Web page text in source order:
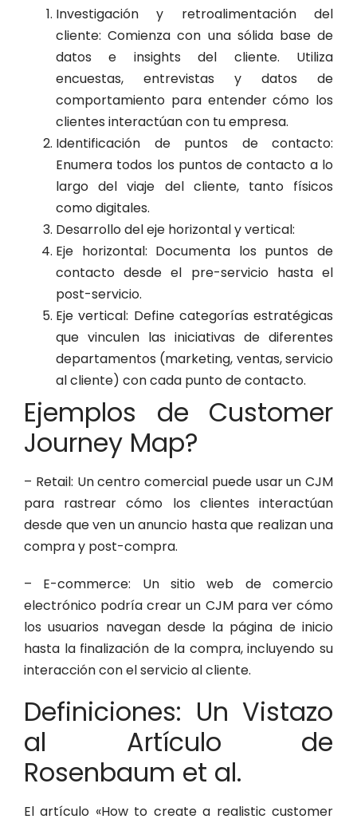
Investigación y retroalimentación del
cliente: Comienza con una sólida base de
datos e insights del cliente. Utiliza
encuestas, entrevistas y datos de
comportamiento para entender cómo los
clientes interactúan con tu empresa.
Identificación de puntos de contacto:
Enumera todos los puntos de contacto a lo
largo del viaje del cliente, tanto físicos
como digitales.
Desarrollo del eje horizontal y vertical:
Eje horizontal: Documenta los puntos de
contacto desde el pre-servicio hasta el
post-servicio.
Eje vertical: Define categorías estratégicas
que vinculen las iniciativas de diferentes
departamentos (marketing, ventas, servicio
al cliente) con cada punto de contacto.
Ejemplos de Customer
Journey Map?
– Retail: Un centro comercial puede usar un CJM
para rastrear cómo los clientes interactúan
desde que ven un anuncio hasta que realizan una
compra y post-compra.
– E-commerce: Un sitio web de comercio
electrónico podría crear un CJM para ver cómo
los usuarios navegan desde la página de inicio
hasta la finalización de la compra, incluyendo su
interacción con el servicio al cliente.
Definiciones: Un Vistazo
al Artículo de
Rosenbaum et al.
El artículo «How to create a realistic customer